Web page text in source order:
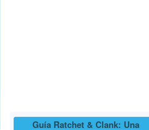
Guía Ratchet & Clank: Una